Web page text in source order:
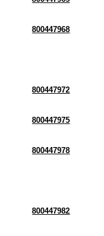
800447968
800447972
800447975
800447978
800447982